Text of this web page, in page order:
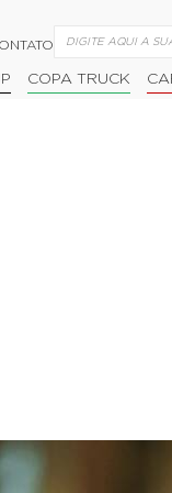
COPA TRUCK